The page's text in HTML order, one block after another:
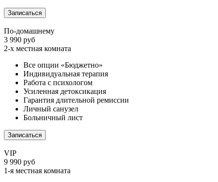
Записаться
По-домашнему
3 990 руб
2-х местная комната
Все опции «Бюджетно»
Индивидуальная терапия
Работа с психологом
Усиленная детоксикация
Гарантия длительной ремиссии
Личный санузел
Больничный лист
Записаться
VIP
9 990 руб
1-я местная комната